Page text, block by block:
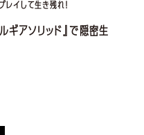
レイして生き残れ！
ギアソリッド』で隠密生